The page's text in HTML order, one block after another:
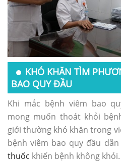
KHÓ KHĂN TÌM
BAO QUY ĐẦU
Khi mắc bệnh viêm bao
mong muốn thoát khỏi
giới thường khó khăn trong
bệnh viêm bao quy đầu
thuốc khiến bệnh không khỏi.